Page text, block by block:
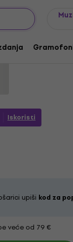
Her (Gold
Iskoristi
upiši kod za
veće od 79 €